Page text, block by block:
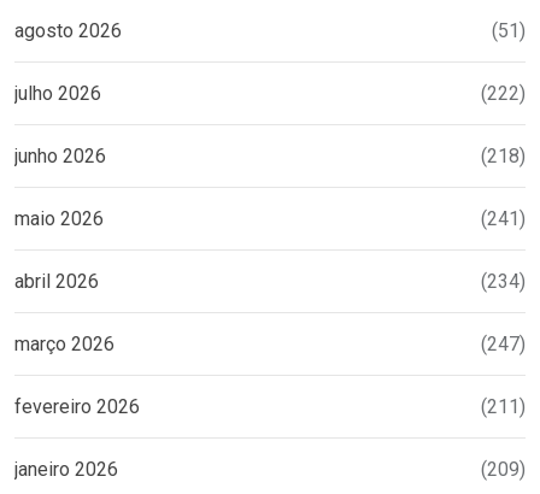
agosto 2026 (51)
julho 2026 (222)
junho 2026 (218)
maio 2026 (241)
abril 2026 (234)
março 2026 (247)
fevereiro 2026 (211)
janeiro 2026 (209)